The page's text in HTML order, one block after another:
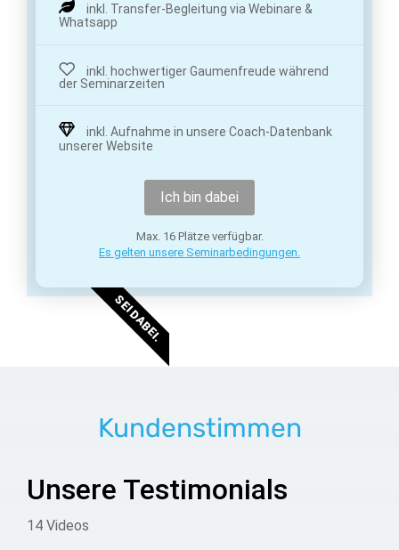
inkl. Transfer-Begleitung via Webinare &
Whatsapp
inkl. hochwertiger Gaumenfreude während
der Seminarzeiten
inkl. Aufnahme in unsere Coach-Datenbank
unserer Website
Ich bin dabei
Max. 16 Plätze verfügbar.
Es gelten unsere Seminarbedingungen.
SEI DABEI.
Kundenstimmen
Unsere Testimonials
14 Videos